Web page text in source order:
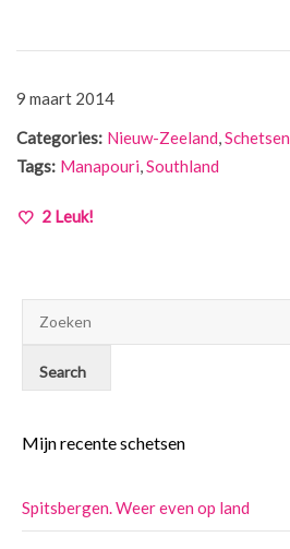
9 maart 2014
Categories: Nieuw-Zeeland,Schetsen
Tags: Manapouri,Southland
2 Leuk!
Mijn recente schetsen
Spitsbergen. Weer even op land